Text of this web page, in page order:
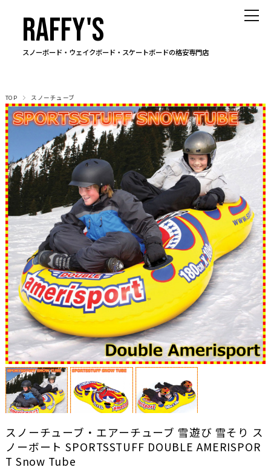
スノーボード・ウェイクボード・スケートボードの格安専門店
RAFFY'S
TOP スノーチューブ
スノーチューブ・エアーチューブ 雪遊び 雪そり ス
ノーボート SPORTSSTUFF DOUBLE AMERISPOR
T Snow Tube